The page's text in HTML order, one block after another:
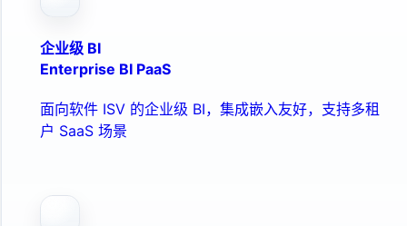
企业级 BI
Enterprise BI PaaS
面向软件 ISV 的企业级 BI，集成嵌入友好，支持多租
户 SaaS 场景